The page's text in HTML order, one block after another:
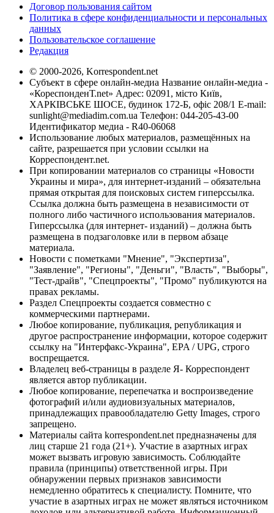
Договор пользования сайтом
Политика в сфере конфиденциальности и персональных
данных
Пользовательское соглашение
Редакция
© 2000-2026, Korrespondent.net
Субъект в сфере онлайн-медиа Название онлайн-медиа -
«КореспонденТ.net» Адрес: 02091, місто Київ,
ХАРКІВСЬКЕ ШОСЕ, будинок 172-Б, офіс 208/1 E-mail:
sunlight@mediadim.com.ua Телефон: 044-205-43-00
Идентификатор медиа - R40-06068
Использование любых материалов, размещённых на
сайте, разрешается при условии ссылки на
Корреспондент.net.
При копировании материалов со страницы «Новости
Украины и мира», для интернет-изданий – обязательна
прямая открытая для поисковых систем гиперссылка.
Ссылка должна быть размещена в независимости от
полного либо частичного использования материалов.
Гиперссылка (для интернет- изданий) – должна быть
размещена в подзаголовке или в первом абзаце
материала.
Новости с пометками "Мнение", "Экспертиза",
"Заявление", "Регионы", "Деньги", "Власть", "Выборы",
"Тест-драйв", "Спецпроекты", "Промо" публикуются на
правах рекламы.
Раздел Спецпроекты создается совместно с
коммерческими партнерами.
Любое копирование, публикация, републикация и
другое распространение информации, которое содержит
ссылку на "Интерфакс-Украина", EPA / UPG, строго
воспрещается.
Владелец веб-страницы в разделе Я- Корреспондент
является автор публикации.
Любое копирование, перепечатка и воспроизведение
фотографий и/или аудиовизуальных материалов,
принадлежащих правообладателю Getty Images, строго
запрещено.
Материалы сайта korrespondent.net предназначены для
лиц старше 21 года (21+). Участие в азартных играх
может вызвать игровую зависимость. Соблюдайте
правила (принципы) ответственной игры. При
обнаружении первых признаков зависимости
немедленно обратитесь к специалисту. Помните, что
участие в азартных играх не может являться источником